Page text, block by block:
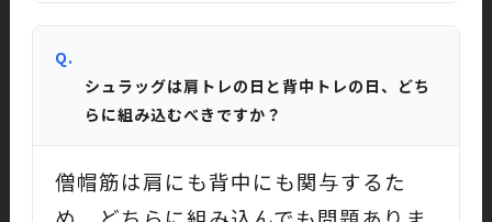
Q.
シュラッグは肩トレの日と背中トレの日、どち
らに組み込むべきですか？
僧帽筋は肩にも背中にも関与するた